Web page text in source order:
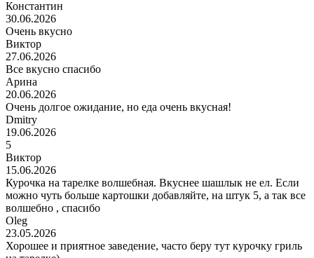
Константин
30.06.2026
Очень вкусно
Виктор
27.06.2026
Все вкусно спасибо
Арина
20.06.2026
Очень долгое ожидание, но еда очень вкусная!
Dmitry
19.06.2026
5
Виктор
15.06.2026
Курочка на тарелке волшебная. Вкуснее шашлык не ел. Если
можно чуть больше картошки добавляйте, на штук 5, а так все
волшебно , спасибо
Oleg
23.05.2026
Хорошее и приятное заведение, часто беру тут курочку гриль